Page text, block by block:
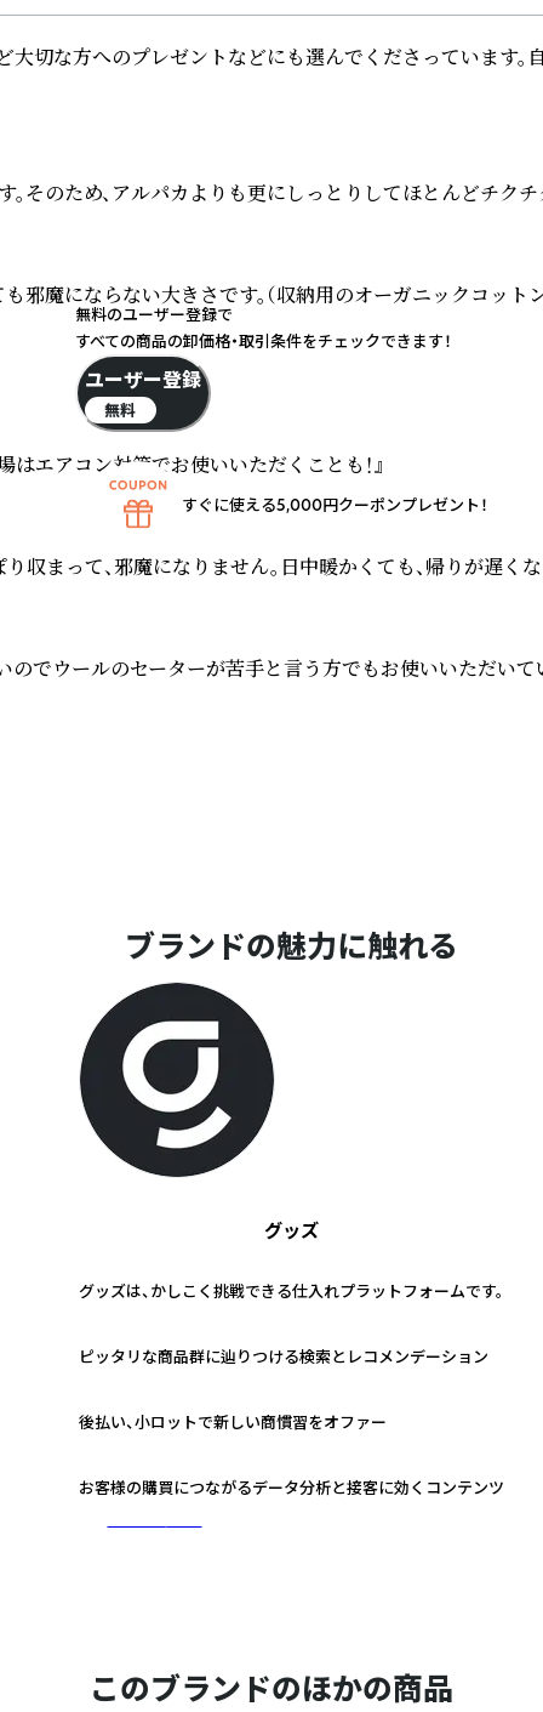
切な方へのプレゼントなどにも選んでくださっています。
のため、アルパカよりも更にしっとりしてほとんどチク
邪魔にならない大きさです。（収納用のオーガニックコット
エアコン対策でお使いいただくことも！』
まって、邪魔になりません。日中暖かくても、帰りが遅く
ウールのセーターが苦手と言う方でもお使いいただいて
ブランドの魅力に触れる
グッズ
グッズは、かしこく挑戦できる仕入れプラットフォームです。
ピッタリな商品群に辿りつける検索とレコメンデーション
後払い、小ロットで新しい商慣習をオファー
お客様の購買につながるデータ分析と接客に効くコンテンツ
このブランドのほかの商品
無料のユーザー登録で
すべての商品の卸価格・取引条件をチェックできます！
ユーザー登録
無料
すぐに使える5,000円クーポンプレゼント！